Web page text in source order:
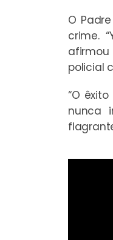
O
crime.
policial
“O
nunca